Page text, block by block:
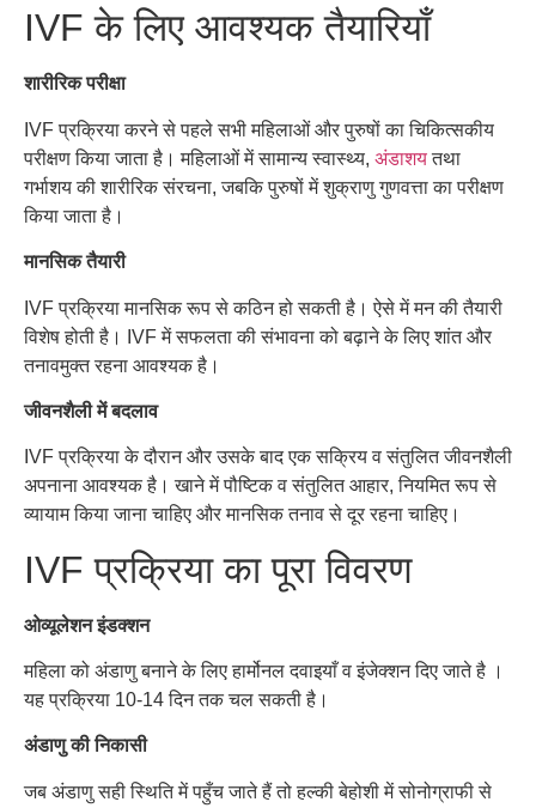
IVFके लिए आवश्यक तैयारियाँ
शारीरिक परीक्षा
IVFप्रक्रिया करने से पहले सभी महिलाओं और पुरुषों का चिकित्सकीय
परीक्षण किया जाता है। महिलाओं में सामान्य स्वास्थ्य, अंडाशय तथा
गर्भाशय की शारीरिक संरचना,जबकि पुरुषों में शुक्राणु गुणवत्ता का परीक्षण
किया जाता है।
मानसिक तैयारी
IVFप्रक्रिया मानसिक रूप से कठिन हो सकती है। ऐसे में मन की तैयारी
विशेष होती है। IVFमें सफलता की संभावना को बढ़ाने के लिए शांत और
तनावमुक्त रहना आवश्यक है।
जीवनशैली में बदलाव
IVFप्रक्रिया के दौरान और उसके बाद एक सक्रिय व संतुलित जीवनशैली
अपनाना आवश्यक है। खाने में पौष्टिक व संतुलित आहार,नियमित रूप से
व्यायाम किया जाना चाहिए और मानसिक तनाव से दूर रहना चाहिए।
IVFप्रक्रिया का पूरा विवरण
ओव्यूलेशन इंडक्शन
महिला को अंडाणु बनाने के लिए हार्मोनल दवाइयाँ व इंजेक्शन दिए जाते है ।
यह प्रक्रिया 10-14दिन तक चल सकती है।
अंडाणु की निकासी
जब अंडाणु सही स्थिति में पहुँच जाते हैं तो हल्की बेहोशी में सोनोग्राफी से